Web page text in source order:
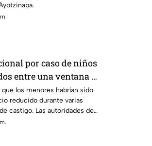
por caso de niños
entre una ventana y
los menores habrían sido
reducido durante varias
castigo. Las autoridades de
la situación.